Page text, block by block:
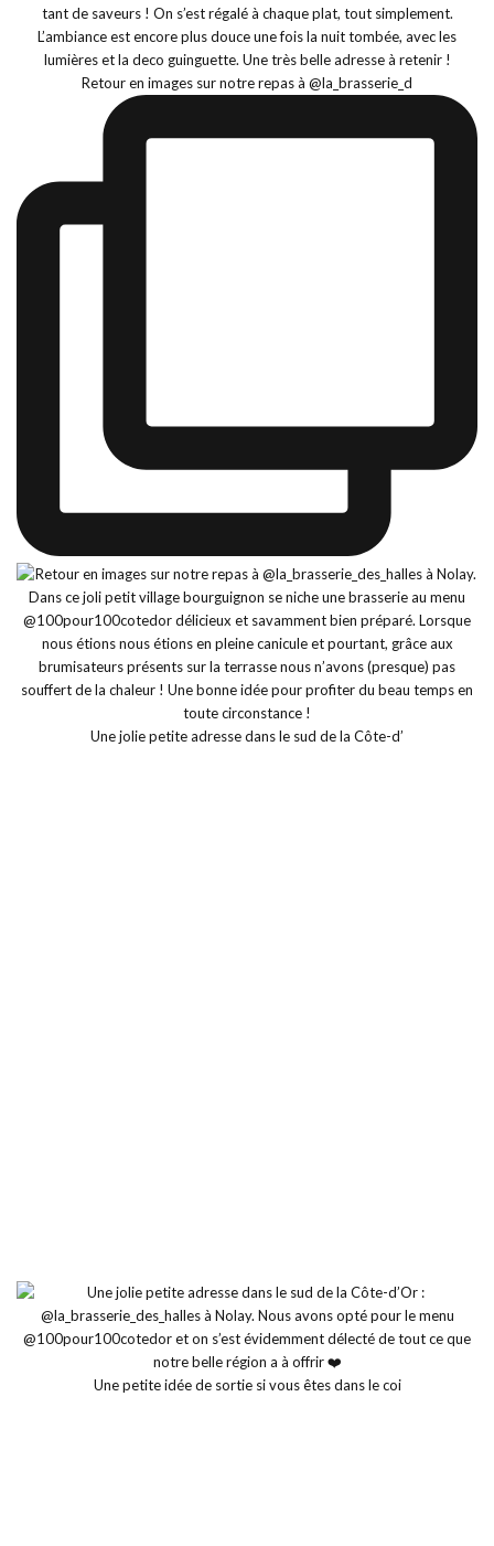
Retour en images sur notre repas à @la_brasserie_d
Une jolie petite adresse dans le sud de la Côte-d’
Une petite idée de sortie si vous êtes dans le coi